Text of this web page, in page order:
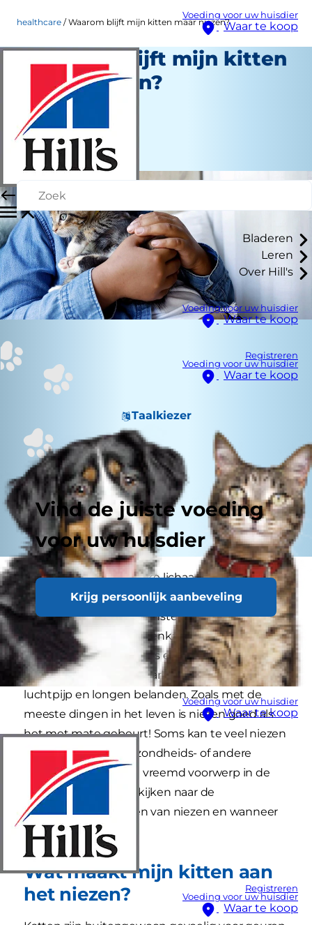
Voeding voor uw huisdier
Waar te koop
Bladeren
Leren
Over Hill's
Voeding voor uw huisdier
Waar te koop
Registreren
Voeding voor uw huisdier
Waar te koop
Taalkiezer
Vind de juiste voeding
voor uw huisdier
Krijg persoonlijk aanbeveling
Voeding voor uw huisdier
Waar te koop
Registreren
Voeding voor uw huisdier
Waar te koop
healthcare Waarom blijft mijn kitten maar niezen?
Waarom blijft mijn kitten
maar niezen?
Gezondheidszorg
Medewerker auteur
|
Januari 03, 2024
Niezen is een belangrijke lichaamsfunctie bij
kittens, katten, mensen en bijna alle andere
zoogduren om ongewenste dingen uit de neus
te verwijderen. De binnenkant van de neus is
erg gevoelig en werkt als een filter om te
voorkomen dat er gevaarlijke dingen in de
luchtpijp en longen belanden. Zoals met de
meeste dingen in het leven is niezen goed als
het met mate gebeurt! Soms kan te veel niezen
echter duiden op gezondheids- of andere
problemen, zoals een vreemd voorwerp in de
neus. Laten we eens kijken naar de
belangrijkste oorzaken van niezen en wanneer
je hulp moet zoeken.
Wat maakt mijn kitten aan
het niezen?